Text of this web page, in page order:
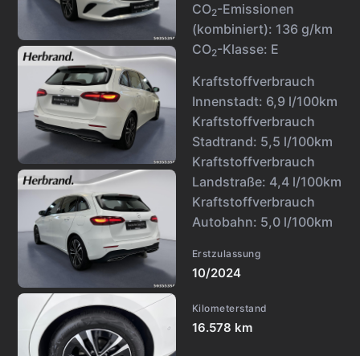
CO2-Emissionen
(kombiniert): 136 g/km
CO2-Klasse: E
Kraftstoffverbrauch
Innenstadt: 6,9 l/100km
Kraftstoffverbrauch
Stadtrand: 5,5 l/100km
Kraftstoffverbrauch
Landstraße: 4,4 l/100km
Kraftstoffverbrauch
Autobahn: 5,0 l/100km
Erstzulassung
10/2024
Kilometerstand
16.578 km